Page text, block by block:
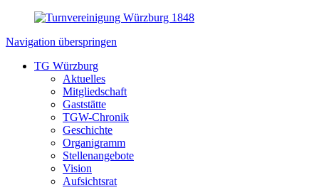
Navigation überspringen
TG Würzburg
Aktuelles
Mitgliedschaft
Gaststätte
TGW-Chronik
Geschichte
Organigramm
Stellenangebote
Vision
Aufsichtsrat